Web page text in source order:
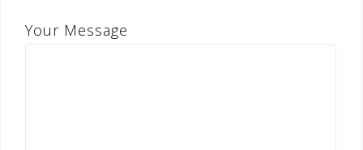
Your Message